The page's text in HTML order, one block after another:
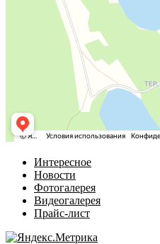
Интересное
Новости
Фотогалерея
Видеогалерея
Прайс-лист